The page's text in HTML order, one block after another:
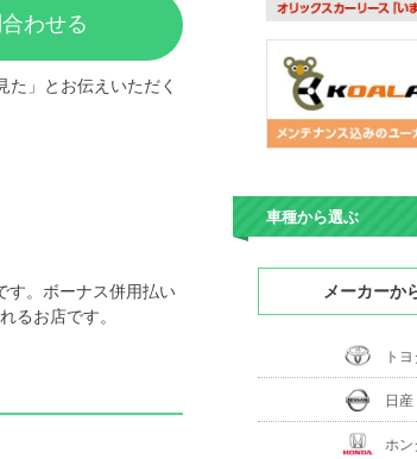
わせる
」とお伝えいただく
す。ボーナス併用払い
るお店です。
車種から選ぶ
メーカーか
トヨ
日産
ホン